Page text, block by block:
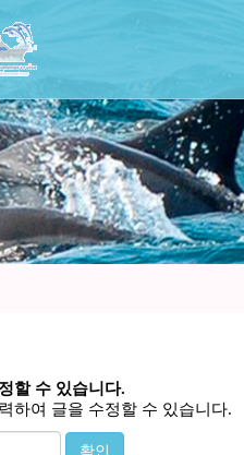
할 수 있습니다.
하여 글을 수정할 수 있습니다.